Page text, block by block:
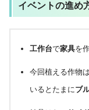
イベントの進め
工作台で家具を
今回植える作物は
いるとたまにブ